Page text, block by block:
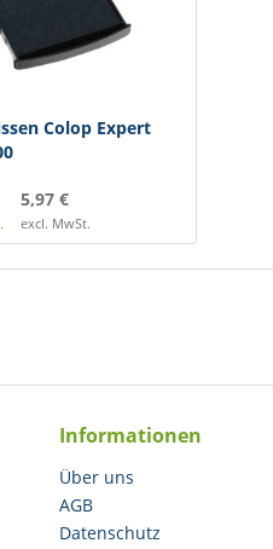
Colop Expert
5,97 €
excl. MwSt.
Informationen
Über uns
AGB
Datenschutz